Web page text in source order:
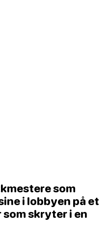
som
i lobbyen på et
skryter i en